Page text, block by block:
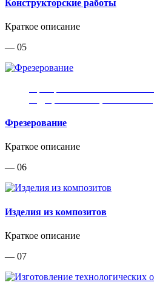
Конструкторские работы
Краткое описание
— 05
Фрезерование
Краткое описание
— 06
Изделия из композитов
Краткое описание
— 07